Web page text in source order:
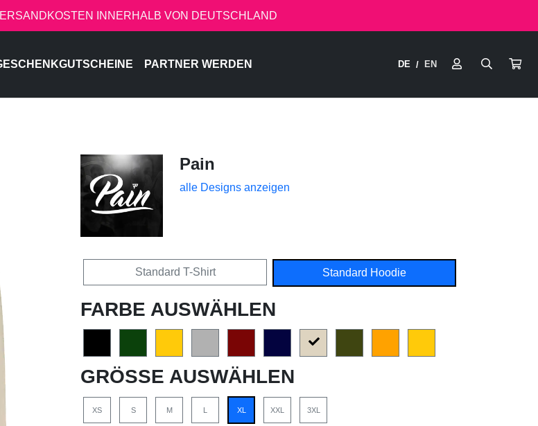
INNERHALB VON DEUTSCHLAND
PARTNER WERDEN DE / EN
Pain
alle Designs anzeigen
Standard T-Shirt Standard Hoodie
FARBE AUSWÄHLEN
GRÖSSE AUSWÄHLEN
XS S M L XL XXL 3XL